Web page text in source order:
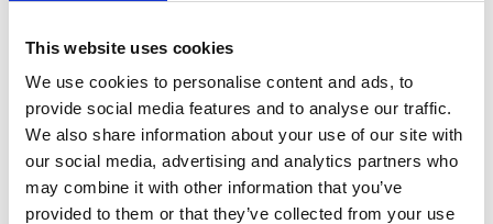
This website uses cookies
We use cookies to personalise content and ads, to
provide social media features and to analyse our traffic.
We also share information about your use of our site with
our social media, advertising and analytics partners who
may combine it with other information that you’ve
provided to them or that they’ve collected from your use
Du kunne også være interesseret i…